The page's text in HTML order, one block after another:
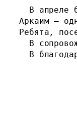
В апреле
Аркаим —
Ребята,
В
В